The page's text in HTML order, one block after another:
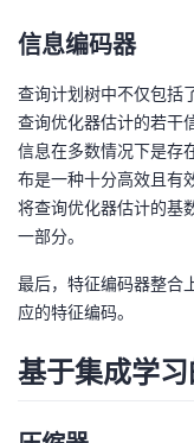
信息编码器
查询计划树中不仅包括
查询优化器估计的若干
信息在多数情况下是存
布是一种十分高效且有
将查询优化器估计的基
一部分。
最后，特征编码器整合
应的特征编码。
基于集成学